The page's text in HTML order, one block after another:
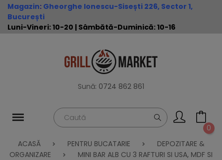
Magazin: Gheorghe Ionescu-Sisești 226, Sector 1,
București
Luni-Vineri: 10-20 | Sâmbătă-Duminică: 10-16
Sună: 0724 862 861
0
ACASĂ
PENTRU BUCATARIE
DEPOZITARE &
ORGANIZARE
MINI BAR ALB CU 3 RAFTURI SI USA, MDF SI